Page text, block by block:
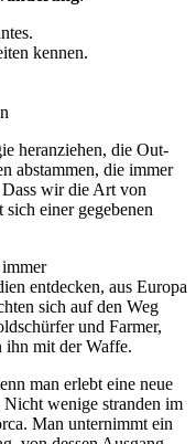
kennen.
heranziehen, die Out-
abstammen, die immer
wir die Art von
sich einer gegebenen
entdecken, aus Europa
sich auf den Weg
und Farmer,
ihn mit der Waffe.
man erlebt eine neue
wenige stranden im
Man unternimmt ein